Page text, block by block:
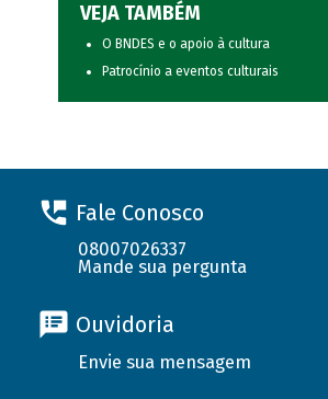
VEJA TAMBÉM
O BNDES e o apoio à cultura
Patrocínio a eventos culturais
Fale Conosco
08007026337
Mande sua pergunta
Ouvidoria
Envie sua mensagem